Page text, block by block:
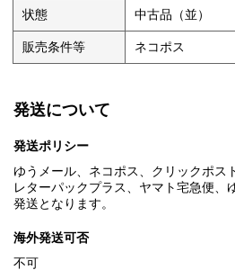
基本的にお振込を確認した翌日発送と
お問い合わせの回答は当日に回答出来
■I■キャンセル・返品について■I■
商品説明や注意事項に記載している内
一切お応え出来ません。
■I■落札後の取引について■I■
基本的にお振込を確認した翌日発送と
落札後48時間以内にご連絡がない場合
ない場合はご購入を取り消させて頂く
状態 中古品（並）
販売条件等 ネコポス
発送について
発送ポリシー
ゆうメール、ネコポス、クリックポス
レターパックプラス、ヤマト宅急便、
発送となります。
海外発送可否
不可